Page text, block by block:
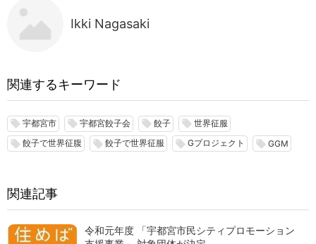
Ikki Nagasaki
関連するキーワード
local_offer 宇都宮市 local_offer 宇都宮餃子会 local_offer 餃子 local_offer 世界征服
local_offer 餃子で世界征腹 local_offer 餃子で世界征服 local_offer Gプロジェクト local_offer GGM
関連記事
令和元年度 「宇都宮市民シティプロモーション